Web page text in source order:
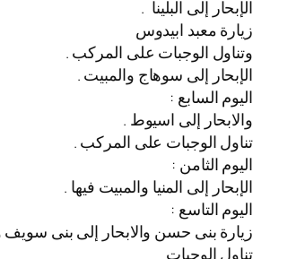
الإبحار إلى البلينا .
زيارة معبد ابيدوس
وتناول الوجبات على المركب .
الإبحار إلى سوهاج والمبيت .
اليوم السابع :
والابحار إلى اسيوط .
تناول الوجبات على المركب .
اليوم الثامن :
الإبحار إلى المنيا والمبيت فيها .
اليوم التاسع :
زيارة بنى حسن والابحار إلى بنى سويف
تناول الوجبات